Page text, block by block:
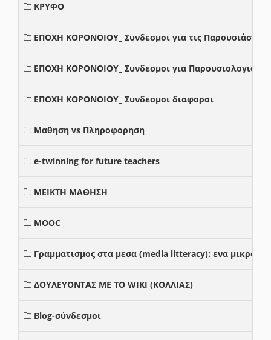
ΚΡΥΦΟ
ΕΠΟΧΗ ΚΟΡΟΝΟΙΟΥ_ Συνδεσμοι για τις Παρουσιάσεις
ΕΠΟΧΗ ΚΟΡΟΝΟΙΟΥ_ Συνδεσμοι για Παρουσιολογια
ΕΠΟΧΗ ΚΟΡΟΝΟΙΟΥ_ Συνδεσμοι διαφοροι
Μαθηση vs Πληροφορηση
e-twinning for future teachers
ΜΕΙΚΤΗ ΜΑΘΗΣΗ
MOOC
Γραμματισμος στα μεσα (media litteracy): ενα μικρο
ΔΟΥΛΕΥΟΝΤΑΣ ΜΕ ΤΟ WIKI (ΚΟΛΛΙΑΣ)
Blog-σύνδεσμοι